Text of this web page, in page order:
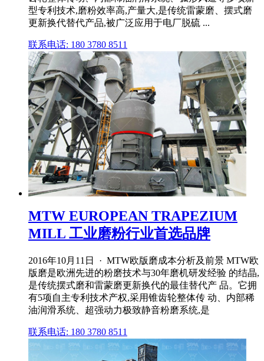
型专利技术,磨粉效率高,产量大,是传统雷蒙磨、摆式磨
更新换代替代产品,被广泛应用于电厂脱硫 ...
联系电话: 180 3780 8511
MTW EUROPEAN TRAPEZIUM
MILL 工业磨粉行业首选品牌
2016年10月11日 · MTW欧版磨成本分析及前景 MTW欧
版磨是欧洲先进的粉磨技术与30年磨机研发经验 的结晶,
是传统摆式磨和雷蒙磨更新换代的最佳替代产 品。它拥
有5项自主专利技术产权,采用锥齿轮整体传 动、内部稀
油润滑系统、超强动力极致静音粉磨系统,是
联系电话: 180 3780 8511